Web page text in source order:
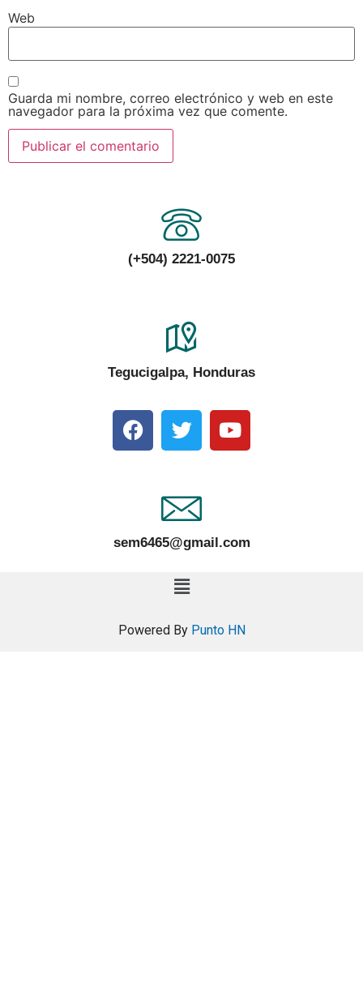
Web
Guarda mi nombre, correo electrónico y web en este
navegador para la próxima vez que comente.
(+504) 2221-0075
Tegucigalpa, Honduras
sem6465@gmail.com
Powered By Punto HN